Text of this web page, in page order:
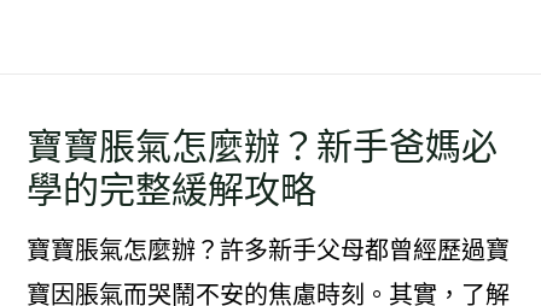
寶寶脹氣怎麼辦？新手爸媽必
學的完整緩解攻略
寶寶脹氣怎麼辦？許多新手父母都曾經歷過寶
寶因脹氣而哭鬧不安的焦慮時刻。其實，了解